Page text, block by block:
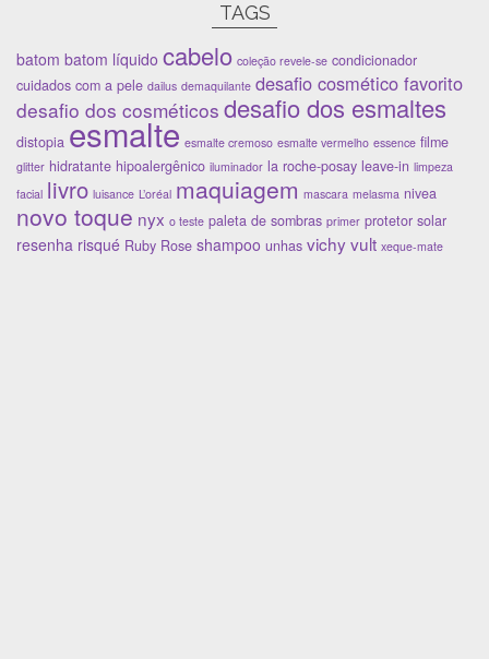
TAGS
batom batom líquido cabelo coleção revele-se condicionador
cuidados com a pele dailus demaquilante desafio cosmético favorito
desafio dos cosméticos desafio dos esmaltes
distopia esmalte esmalte cremoso esmalte vermelho essence filme
glitter hidratante hipoalergênico iluminador la roche-posay leave-in limpeza
facial livro luisance L’oréal maquiagem mascara melasma nivea
novo toque nyx o teste paleta de sombras primer protetor solar
resenha risqué Ruby Rose shampoo unhas vichyvult xeque-mate